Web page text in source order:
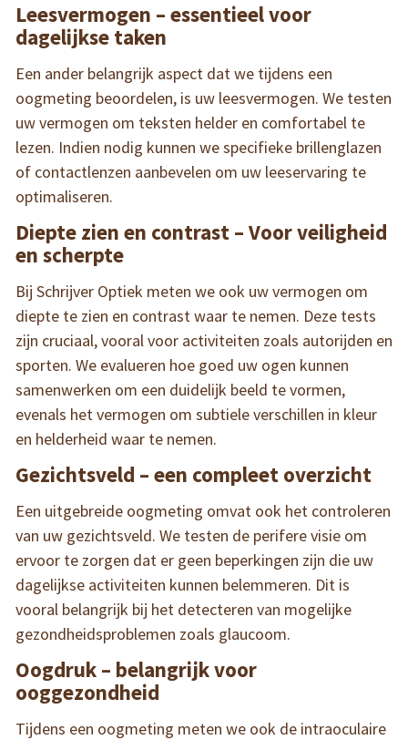
Leesvermogen – essentieel voor
dagelijkse taken
Een ander belangrijk aspect dat we tijdens een
oogmeting beoordelen, is uw leesvermogen. We testen
uw vermogen om teksten helder en comfortabel te
lezen. Indien nodig kunnen we specifieke brillenglazen
of contactlenzen aanbevelen om uw leeservaring te
optimaliseren.
Diepte zien en contrast – Voor veiligheid
en scherpte
Bij Schrijver Optiek meten we ook uw vermogen om
diepte te zien en contrast waar te nemen. Deze tests
zijn cruciaal, vooral voor activiteiten zoals autorijden en
sporten. We evalueren hoe goed uw ogen kunnen
samenwerken om een duidelijk beeld te vormen,
evenals het vermogen om subtiele verschillen in kleur
en helderheid waar te nemen.
Gezichtsveld – een compleet overzicht
Een uitgebreide oogmeting omvat ook het controleren
van uw gezichtsveld. We testen de perifere visie om
ervoor te zorgen dat er geen beperkingen zijn die uw
dagelijkse activiteiten kunnen belemmeren. Dit is
vooral belangrijk bij het detecteren van mogelijke
gezondheidsproblemen zoals glaucoom.
Oogdruk – belangrijk voor
ooggezondheid
Tijdens een oogmeting meten we ook de intraoculaire